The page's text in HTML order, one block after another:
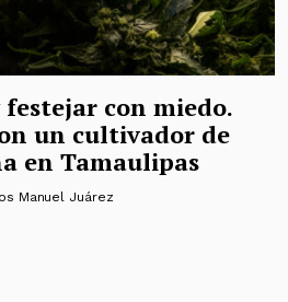
con miedo.
un cultivador de
en Tamaulipas
Manuel Juárez